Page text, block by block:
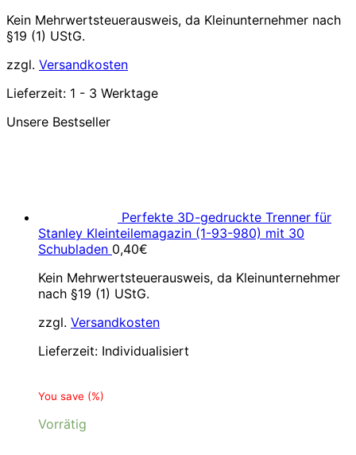
Kein Mehrwertsteuerausweis, da Kleinunternehmer nach
§19 (1) UStG.
zzgl. Versandkosten
Lieferzeit: 1 - 3 Werktage
Unsere Bestseller
Perfekte 3D-gedruckte Trenner für
Stanley Kleinteilemagazin (1-93-980) mit 30
Schubladen 0,40€
Kein Mehrwertsteuerausweis, da Kleinunternehmer
nach §19 (1) UStG.
zzgl. Versandkosten
Lieferzeit: Individualisiert
You save (%)
Vorrätig